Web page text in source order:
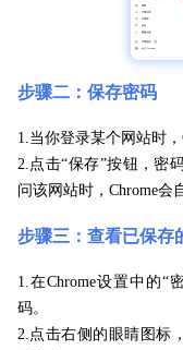
步骤二：保存密码
1.当你登录某个网站时
2.点击“保存”按钮，密
问该网站时，Chrome会
步骤三：查看已保存
1.在Chrome设置中的“
码。
2.点击右侧的眼睛图标